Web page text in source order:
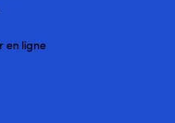
en ligne